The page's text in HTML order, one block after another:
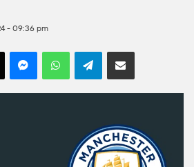
- 09:36 pm
X MessengerWhatsAppTelegramCompartilhar por e-mail